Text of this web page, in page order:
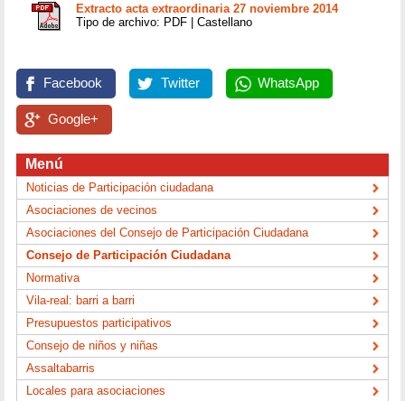
Extracto acta extraordinaria 27 noviembre 2014
Tipo de archivo: PDF | Castellano
Facebook Twitter WhatsApp
Google+
Menú
Noticias de Participación ciudadana
Asociaciones de vecinos
Asociaciones del Consejo de Participación Ciudadana
Consejo de Participación Ciudadana
Normativa
Vila-real: barri a barri
Presupuestos participativos
Consejo de niños y niñas
Assaltabarris
Locales para asociaciones